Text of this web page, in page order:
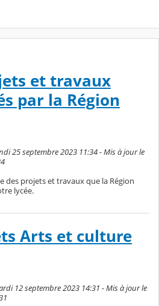
et travaux
par la Région
25 septembre 2023 11:34 - Mis à jour le
des projets et travaux que la Région
lycée.
Arts et culture
12 septembre 2023 14:31 - Mis à jour le